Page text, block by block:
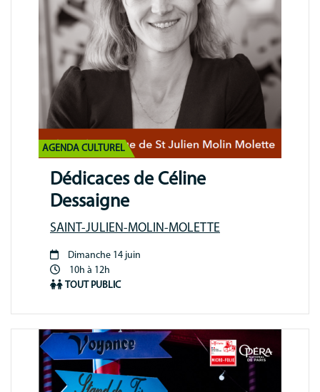
AGENDA CULTUREL
Dédicaces de Céline
Dessaigne
SAINT-JULIEN-MOLIN-MOLETTE
Période
animation
Dimanche 14 juin
10h à 12h
TOUT PUBLIC